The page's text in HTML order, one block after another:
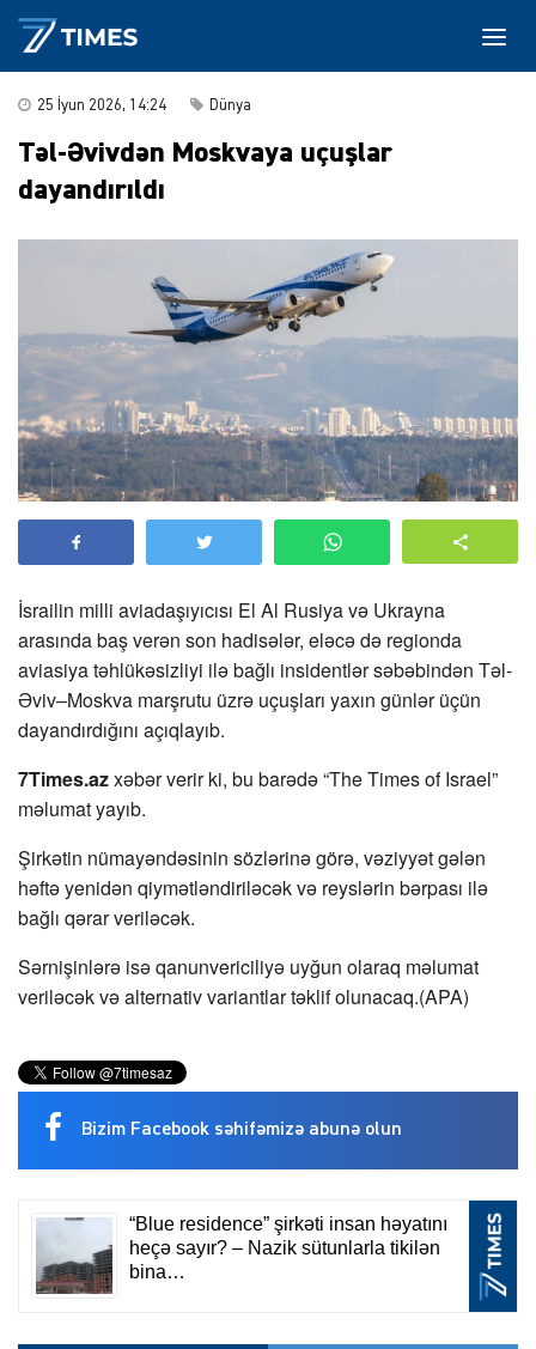
25 İyun 2026, 14:24 Dünya
Təl-Əvivdən Moskvaya uçuşlar
dayandırıldı
İsrailin milli aviadaşıyıcısı El Al Rusiya və Ukrayna
arasında baş verən son hadisələr, eləcə də regionda
aviasiya təhlükəsizliyi ilə bağlı insidentlər səbəbindən Təl-
Əviv–Moskva marşrutu üzrə uçuşları yaxın günlər üçün
dayandırdığını açıqlayıb.
7Times.azxəbər verir ki, bu barədə “The Times of Israel”
məlumat yayıb.
Şirkətin nümayəndəsinin sözlərinə görə, vəziyyət gələn
həftə yenidən qiymətləndiriləcək və reyslərin bərpası ilə
bağlı qərar veriləcək.
Sərnişinlərə isə qanunvericiliyə uyğun olaraq məlumat
veriləcək və alternativ variantlar təklif olunacaq.(APA)
Bizim Facebook səhifəmizə abunə olun